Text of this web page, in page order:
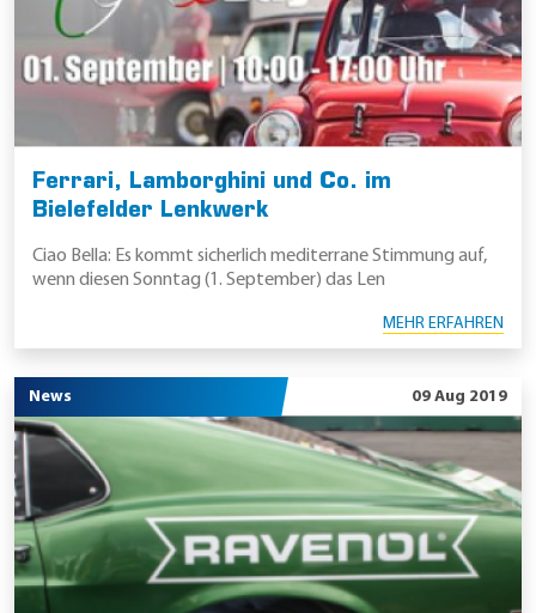
Ferrari, Lamborghini und Co. im
Bielefelder Lenkwerk
Ciao Bella: Es kommt sicherlich mediterrane Stimmung auf,
wenn diesen Sonntag (1. September) das Len
MEHR ERFAHREN
News 09 Aug 2019